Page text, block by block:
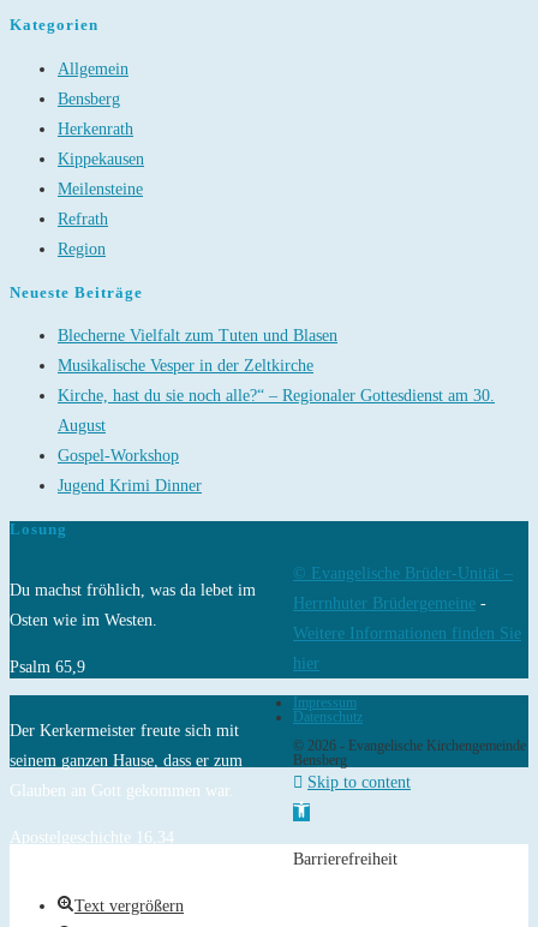
Kategorien
Allgemein
Bensberg
Herkenrath
Kippekausen
Meilensteine
Refrath
Region
Neueste Beiträge
Blecherne Vielfalt zum Tuten und Blasen
Musikalische Vesper in der Zeltkirche
Kirche, hast du sie noch alle?“ – Regionaler Gottesdienst am 30.
August
Gospel-Workshop
Jugend Krimi Dinner
Losung
Du machst fröhlich, was da lebet im
Osten wie im Westen.
Psalm 65,9
Der Kerkermeister freute sich mit
seinem ganzen Hause, dass er zum
Glauben an Gott gekommen war.
Apostelgeschichte 16,34
© Evangelische Brüder-Unität –
Herrnhuter Brüdergemeine -
Weitere Informationen finden Sie
hier
Impressum
Datenschutz
© 2026 - Evangelische Kirchengemeinde
Bensberg
Skip to content
Open toolbar
Barrierefreiheit
Text vergrößern